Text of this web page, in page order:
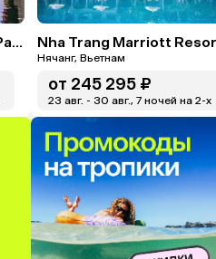
Amwaj Beach Club Aqua Park & Spa
Нячанг, Вьетнам
от 245 295 ₽
23 авг. - 30 авг., 7 ночей на 2-x